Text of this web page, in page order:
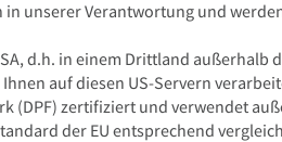
unserer Verantwortung und
d.h. in einem Drittland außerhalb
auf diesen US-Servern
(DPF) zertifiziert und verwendet
der EU entsprechend